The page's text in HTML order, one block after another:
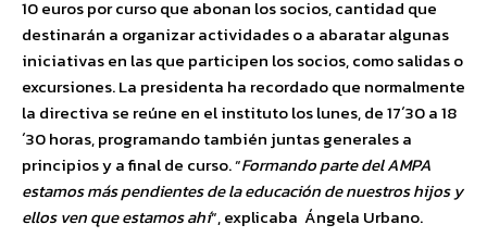
10 euros por curso que abonan los socios, cantidad que
destinarán a organizar actividades o a abaratar algunas
iniciativas en las que participen los socios, como salidas o
excursiones. La presidenta ha recordado que normalmente
la directiva se reúne en el instituto los lunes, de 17´30 a 18
´30 horas, programando también juntas generales a
principios y a final de curso. “Formando parte del AMPA
estamos más pendientes de la educación de nuestros hijos y
ellos ven que estamos ahí“, explicaba Ángela Urbano.